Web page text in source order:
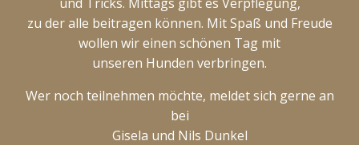
zu der alle beitragen können. Mit Spaß und Freude
wollen wir einen schönen Tag mit
unseren Hunden verbringen.
Wer noch teilnehmen möchte, meldet sich gerne an
bei
Gisela und Nils Dunkel